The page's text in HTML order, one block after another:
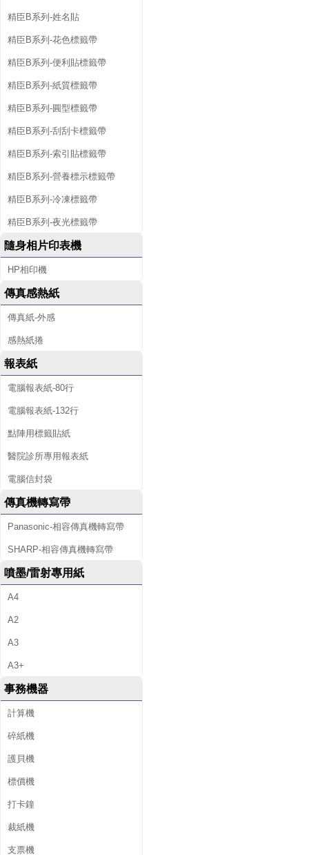
精臣B系列-姓名貼
精臣B系列-花色標籤帶
精臣B系列-便利貼標籤帶
精臣B系列-紙質標籤帶
精臣B系列-圓型標籤帶
精臣B系列-刮刮卡標籤帶
精臣B系列-索引貼標籤帶
精臣B系列-營養標示標籤帶
精臣B系列-冷凍標籤帶
精臣B系列-夜光標籤帶
隨身相片印表機
HP相印機
傳真感熱紙
傳真紙-外感
感熱紙捲
報表紙
電腦報表紙-80行
電腦報表紙-132行
點陣用標籤貼紙
醫院診所專用報表紙
電腦信封袋
傳真機轉寫帶
Panasonic-相容傳真機轉寫帶
SHARP-相容傳真機轉寫帶
噴墨/雷射專用紙
A4
A2
A3
A3+
事務機器
計算機
碎紙機
護貝機
標價機
打卡鐘
裁紙機
支票機